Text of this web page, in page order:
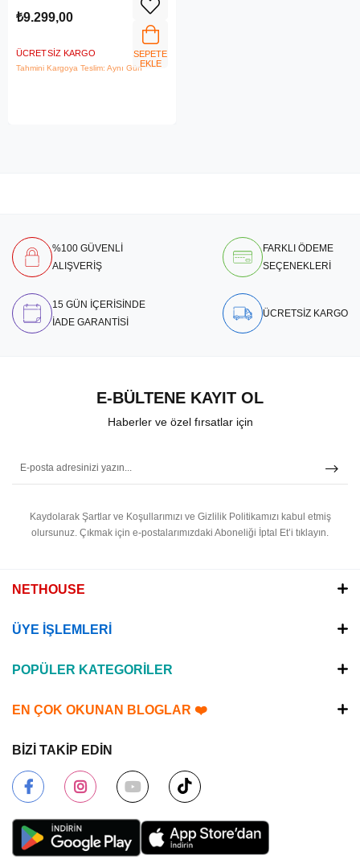
₺9.299,00
ÜCRETSIZ KARGO
Tahmini Kargoya Teslim: Aynı Gün
SEPETE
EKLE
%100 GÜVENLİ
ALIŞVERİŞ
FARKLI ÖDEME
SEÇENEKLERİ
15 GÜN İÇERİSİNDE
İADE GARANTİSİ
ÜCRETSİZ KARGO
E-BÜLTENE KAYIT OL
Haberler ve özel fırsatlar için
Kaydolarak Şartlar ve Koşullarımızı ve Gizlilik Politikamızı kabul etmiş
olursunuz. Çıkmak için e-postalarımızdaki Aboneliği İptal Et’i tıklayın.
NETHOUSE
ÜYE İŞLEMLERİ
POPÜLER KATEGORİLER
EN ÇOK OKUNAN BLOGLAR ❤️
BİZİ TAKİP EDİN